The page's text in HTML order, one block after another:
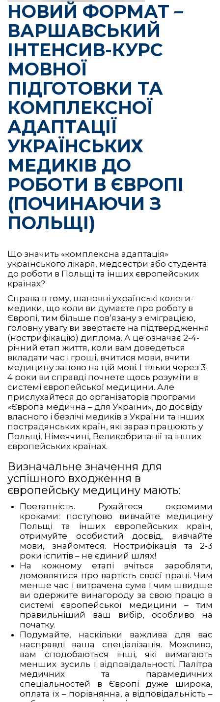
НОВИЙ ФОРМАТ –
ВАРШАВСЬКИЙ
ІНТЕНСИВ-КУРС
МОВНОЇ
ПІДГОТОВКИ ТА
КОМПЛЕКСНОЇ
АДАПТАЦІЇ
УКРАЇНСЬКИХ
МЕДИКІВ ДО
РОБОТИ В ЄВРОПІ
(ПОЧИНАЮЧИ З
ПОЛЬЩІ)
Що значить «комплексна адаптація»
українського лікаря, медсестри або студента
до роботи в Польщі та інших європейських
країнах?
Справа в тому, шановні українські колеги-
медики, що коли ви думаєте про роботу в
Європі, тим більше пов’язану з еміграцією,
головну увагу ви звертаєте на підтвердження
(нострифікацію) диплома. А це означає 2-4-
річний етап життя, коли вам доведеться
вкладати час і гроші, вчитися мови, вчити
медицину заново на цій мові. І тільки через 3-
4 роки ви справді почнете щось розуміти в
системі європейської медицини. Але
прислухайтеся до організаторів програми
«Європа медична – для України», до досвіду
власного і безлічі медиків з України та інших
пострадянських країн, які зараз працюють у
Польщі, Німеччині, Великобританії та інших
європейських країнах.
Визначальне значення для
успішного входження в
європейську медицину мають:
Поетапність. Рухайтеся окремими
кроками: поступово вивчайте медицину
Польщі та інших європейських країн,
отримуйте особистий досвід, вивчайте
мови, знайомтеся. Нострифікація та 2-3
роки іспитів – не єдиний шлях!
На кожному етапі вчіться заробляти,
домовлятися про вартість своєї праці. Чим
менше час і витрачена сума і чим швидше
ви одержите винагороду за свою працю в
системі європейської медицини – тим
правильніший ваш вибір, особливо на
початку.
Подумайте, наскільки важлива для вас
насправді ваша спеціалізація. Можливо,
вам сподобаються інші, які вимагають
менших зусиль і відповідальності. Палітра
медичних та парамедичних
спеціальностей в Європі дуже широка,
оплата їх – порівнянна, а відповідальність –